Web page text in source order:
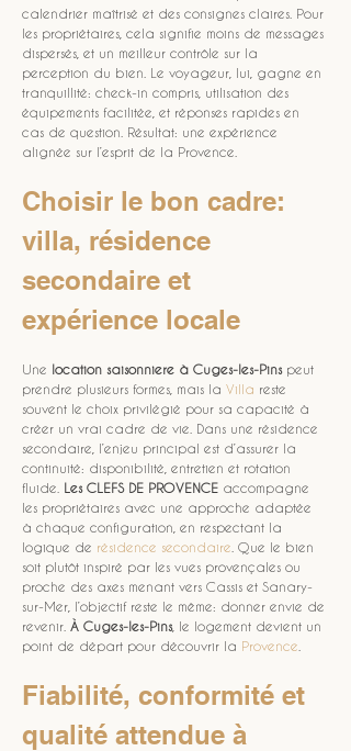
calendrier maîtrisé et des consignes claires. Pour
les propriétaires, cela signifie moins de messages
dispersés, et un meilleur contrôle sur la
perception du bien. Le voyageur, lui, gagne en
tranquillité: check-in compris, utilisation des
équipements facilitée, et réponses rapides en
cas de question. Résultat: une expérience
alignée sur l’esprit de la Provence.
Choisir le bon cadre:
villa, résidence
secondaire et
expérience locale
Une location saisonniere à Cuges-les-Pins peut
prendre plusieurs formes, mais la Villa reste
souvent le choix privilégié pour sa capacité à
créer un vrai cadre de vie. Dans une résidence
secondaire, l’enjeu principal est d’assurer la
continuité: disponibilité, entretien et rotation
fluide. Les CLEFS DE PROVENCE accompagne
les propriétaires avec une approche adaptée
à chaque configuration, en respectant la
logique de résidence secondaire . Que le bien
soit plutôt inspiré par les vues provençales ou
proche des axes menant vers Cassis et Sanary-
sur-Mer, l’objectif reste le même: donner envie de
revenir. À Cuges-les-Pins, le logement devient un
point de départ pour découvrir la Provence
Fiabilité, conformité et
qualité attendue à